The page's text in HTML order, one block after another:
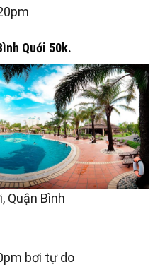
Quới 50k.
Quận Bình
bơi tự do